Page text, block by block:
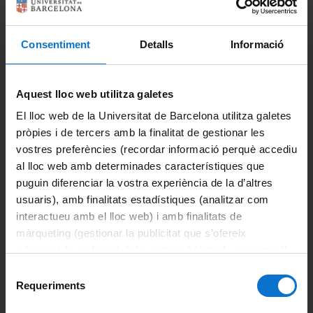
Consentiment Detalls Informació
Aquest lloc web utilitza galetes
El lloc web de la Universitat de Barcelona utilitza galetes
pròpies i de tercers amb la finalitat de gestionar les
vostres preferències (recordar informació perquè accediu
al lloc web amb determinades característiques que
puguin diferenciar la vostra experiència de la d’altres
usuaris), amb finalitats estadístiques (analitzar com
interactueu amb el lloc web) i amb finalitats de
màrqueting (gestionar la publicitat que s’ofereix
consultar laPolítica de galetes del lloc web de la
Requeriments
Trabajo Final de Máster
(20 ECTS)
El Trabajo Final de Máster consiste en la
concepción y desarrollo de un proyecto de
producción artística o de investigación teórica
máster y se puede implementar en diálogo con